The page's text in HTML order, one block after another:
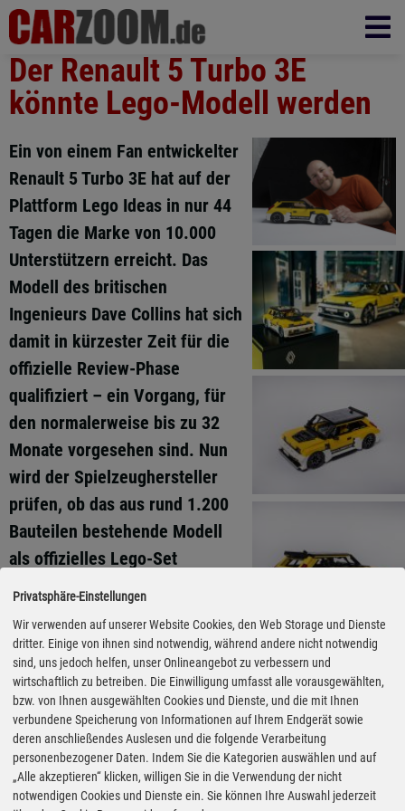
Der Renault 5 Turbo 3E
könnte Lego-Modell werden
Ein von einem Fan entwickelter
Renault 5 Turbo 3E hat auf der
Plattform Lego Ideas in nur 44
Tagen die Marke von 10.000
Unterstützern erreicht. Das
Modell des britischen
Ingenieurs Dave Collins hat sich
damit in kürzester Zeit für die
offizielle Review-Phase
qualifiziert – ein Vorgang, für
den normalerweise bis zu 32
Monate vorgesehen sind. Nun
wird der Spielzeughersteller
prüfen, ob das aus rund 1.200
Bauteilen bestehende Modell
als offizielles Lego-Set
umgesetzt werden kann.
Renault wird das Lego-Modell
von Dave Collins beim
diesjährigen Goodwood Festival
of Speed (9.–12. Juli)
gemeinsam mit dem Vorbild am
Stand präsentieren. Das 555 PS
(408 kW) starke
Privatsphäre-Einstellungen
Wir verwenden auf unserer Website Cookies, den Web Storage und Dienste
dritter. Einige von ihnen sind notwendig, während andere nicht notwendig
sind, uns jedoch helfen, unser Onlineangebot zu verbessern und
wirtschaftlich zu betreiben. Die Einwilligung umfasst alle vorausgewählten,
bzw. von Ihnen ausgewählten Cookies und Dienste, und die mit Ihnen
verbundene Speicherung von Informationen auf Ihrem Endgerät sowie
deren anschließendes Auslesen und die folgende Verarbeitung
personenbezogener Daten. Indem Sie die Kategorien auswählen und auf
„Alle akzeptieren“ klicken, willigen Sie in die Verwendung der nicht
notwendigen Cookies und Dienste ein. Sie können Ihre Auswahl jederzeit